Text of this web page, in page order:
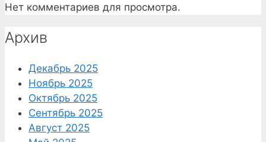
Нет комментариев для просмотра.
Архив
Декабрь 2025
Ноябрь 2025
Октябрь 2025
Сентябрь 2025
Август 2025